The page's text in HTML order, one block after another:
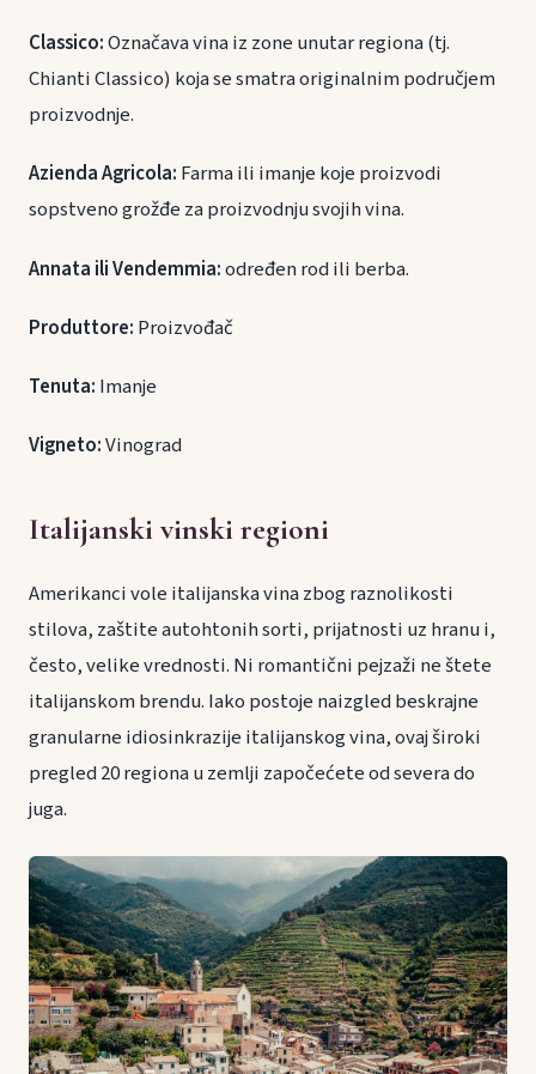
Classico:Označava vina iz zone unutar regiona (tj.
Chianti Classico) koja se smatra originalnim područjem
proizvodnje.
Azienda Agricola: Farma ili imanje koje proizvodi
sopstveno grožđe za proizvodnju svojih vina.
Annata ili Vendemmia:određen rod ili berba.
Produttore: Proizvođač
Tenuta: Imanje
Vigneto:Vinograd
Italijanski vinski regioni
Amerikanci vole italijanska vina zbog raznolikosti
stilova, zaštite autohtonih sorti, prijatnosti uz hranu i,
često, velike vrednosti. Ni romantični pejzaži ne štete
italijanskom brendu. Iako postoje naizgled beskrajne
granularne idiosinkrazije italijanskog vina, ovaj široki
pregled 20 regiona u zemlji započećete od severa do
juga.